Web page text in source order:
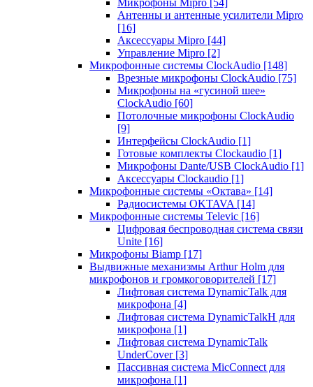
Микрофоны Mipro [54]
Антенны и антенные усилители Mipro
[16]
Аксессуары Mipro [44]
Управление Mipro [2]
Микрофонные системы ClockAudio [148]
Врезные микрофоны ClockAudio [75]
Микрофоны на «гусиной шее»
ClockAudio [60]
Потолочные микрофоны ClockAudio
[9]
Интерфейсы ClockAudio [1]
Готовые комплекты Clockaudio [1]
Микрофоны Dante/USB ClockAudio [1]
Аксессуары Clockaudio [1]
Микрофонные системы «Октава» [14]
Радиосистемы OKTAVA [14]
Микрофонные системы Televic [16]
Цифровая беспроводная система связи
Unite [16]
Микрофоны Biamp [17]
Выдвижные механизмы Arthur Holm для
микрофонов и громкоговорителей [17]
Лифтовая система DynamicTalk для
микрофона [4]
Лифтовая система DynamicTalkH для
микрофона [1]
Лифтовая система DynamicTalk
UnderCover [3]
Пассивная система MicConnect для
микрофона [1]